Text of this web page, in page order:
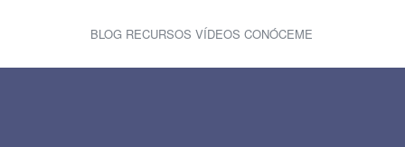
BLOG RECURSOS VÍDEOS CONÓCEME